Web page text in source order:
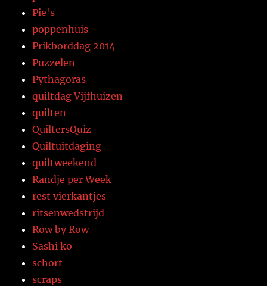
Pie's
poppenhuis
Prikborddag 2014
Puzzelen
Pythagoras
quiltdag Vijfhuizen
quilten
QuiltersQuiz
Quiltuitdaging
quiltweekend
Randje per Week
rest vierkantjes
ritsenwedstrijd
Row by Row
Sashi ko
schort
scraps